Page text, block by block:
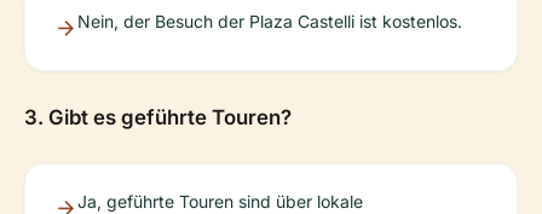
Nein, der Besuch der Plaza Castelli ist kostenlos.
3. Gibt es geführte Touren?
Ja, geführte Touren sind über lokale